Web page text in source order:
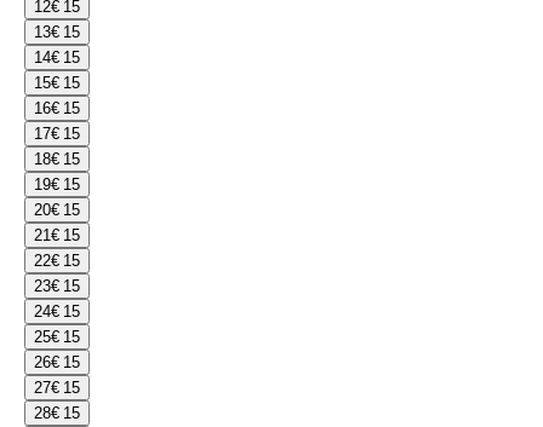
12€ 15
13€ 15
14€ 15
15€ 15
16€ 15
17€ 15
18€ 15
19€ 15
20€ 15
21€ 15
22€ 15
23€ 15
24€ 15
25€ 15
26€ 15
27€ 15
28€ 15